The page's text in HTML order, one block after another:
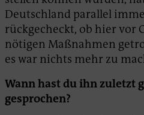
Deutschland parallel
rückgecheckt, ob hier vor
nötigen Maßnahmen
es war nichts mehr zu
Wann hast du ihn zuletzt
gesprochen?